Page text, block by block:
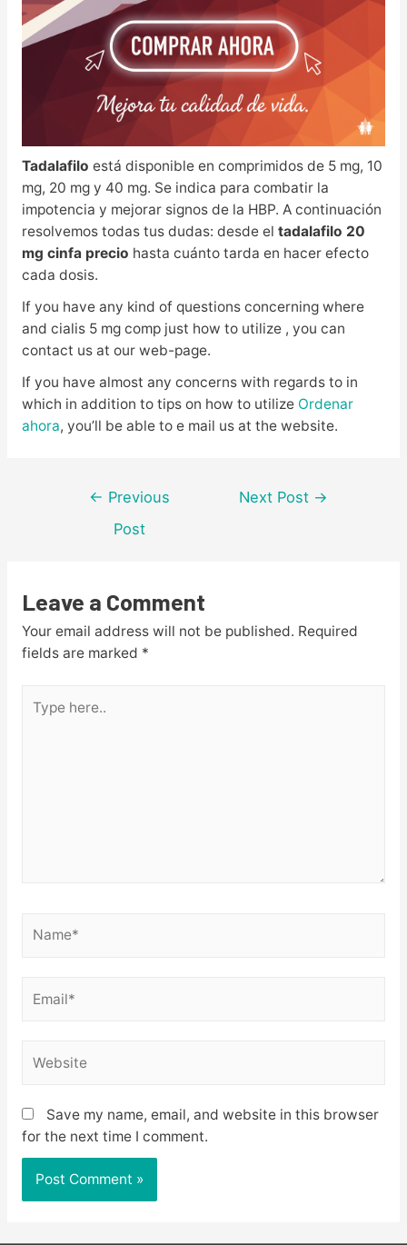
Tadalafilo está disponible en comprimidos de 5 mg, 10
mg, 20 mg y 40 mg. Se indica para combatir la
impotencia y mejorar signos de la HBP. A continuación
resolvemos todas tus dudas: desde el tadalafilo 20
mg cinfa precio hasta cuánto tarda en hacer efecto
cada dosis.
If you have any kind of questions concerning where
and cialis 5 mg comp just how to utilize , you can
contact us at our web-page.
If you have almost any concerns with regards to in
which in addition to tips on how to utilize Ordenar
ahora, you’ll be able to e mail us at the website.
Post
navigation
← Previous
Post
Next Post →
Leave a Comment
Your email address will not be published. Required
fields are marked *
here..
Save my name, email, and website in this browser
for the next time I comment.